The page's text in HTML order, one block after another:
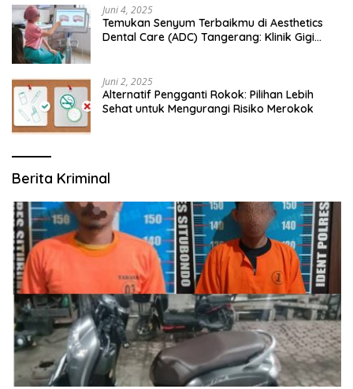
Juni 4, 2025
Temukan Senyum Terbaikmu di Aesthetics
Dental Care (ADC) Tangerang: Klinik Gigi
Juni 2, 2025
Alternatif Pengganti Rokok: Pilihan Lebih
Sehat untuk Mengurangi Risiko Merokok
Berita Kriminal